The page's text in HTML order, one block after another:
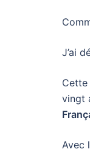
J’ai
vingt
Avec